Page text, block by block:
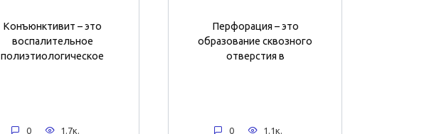
Конъюнктивит – это
воспалительное
полиэтиологическое
0 1.7к.
Перфорация – это
образование сквозного
отверстия в
0 1.1к.